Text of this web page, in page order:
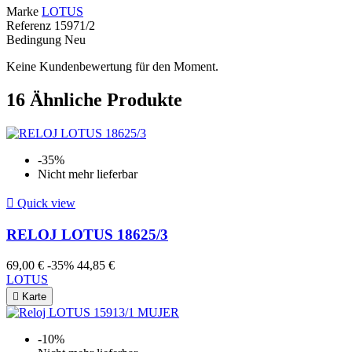
Marke LOTUS
Referenz 15971/2
Bedingung Neu
Keine Kundenbewertung für den Moment.
16 Ähnliche Produkte
-35%
Nicht mehr lieferbar
 Quick view
RELOJ LOTUS 18625/3
69,00 € -35% 44,85 €
LOTUS
 Karte
-10%